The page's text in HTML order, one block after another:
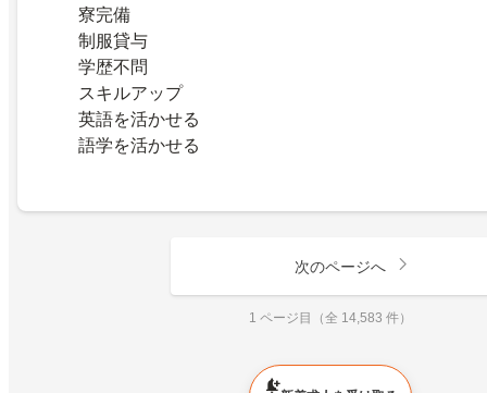
寮完備
制服貸与
学歴不問
スキルアップ
英語を活かせる
語学を活かせる
次のページへ
1 ページ目（全 14,583 件）